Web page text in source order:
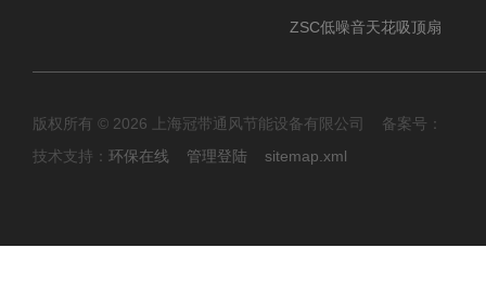
ZSC低噪音天花吸顶扇
版权所有 © 2026 上海冠带通风节能设备有限公司 备案号：
技术支持： 环保在线 管理登陆 sitemap.xml